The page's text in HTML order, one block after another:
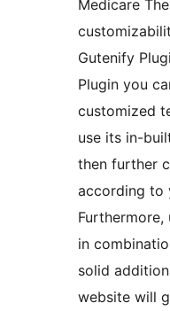
Medicare
Gutenify
Plugin you
customized
use its in-
then further
according to
in
solid
website will